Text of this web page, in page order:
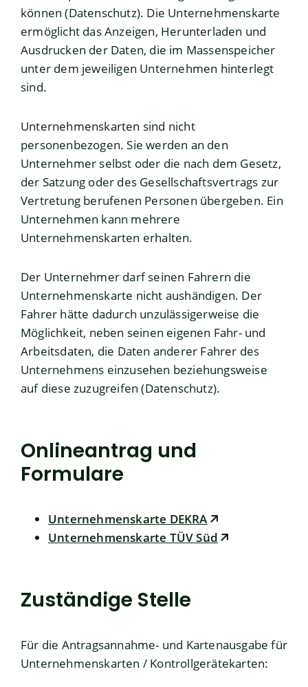
können (Datenschutz). Die Unternehmenskarte
ermöglicht das Anzeigen, Herunterladen und
Ausdrucken der Daten, die im Massenspeicher
unter dem jeweiligen Unternehmen hinterlegt
sind.
Unternehmenskarten sind nicht
personenbezogen. Sie werden an den
Unternehmer selbst oder die nach dem Gesetz,
der Satzung oder des Gesellschaftsvertrags zur
Vertretung berufenen Personen übergeben. Ein
Unternehmen kann mehrere
Unternehmenskarten erhalten.
Der Unternehmer darf seinen Fahrern die
Unternehmenskarte nicht aushändigen. Der
Fahrer hätte dadurch unzulässigerweise die
Möglichkeit, neben seinen eigenen Fahr- und
Arbeitsdaten, die Daten anderer Fahrer des
Unternehmens einzusehen beziehungsweise
auf diese zuzugreifen (Datenschutz).
Onlineantrag und
Formulare
Unternehmenskarte DEKRA
Unternehmenskarte TÜV Süd
Zuständige Stelle
Für die Antragsannahme- und Kartenausgabe für
Unternehmenskarten / Kontrollgerätekarten: